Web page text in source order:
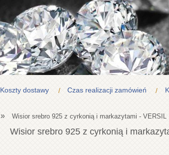
Koszty dostawy Czas realizacji zamówień
» Wisior srebro 925 z cyrkonią i markazytami - VERSIL
Wisior srebro 925 z cyrkonią i